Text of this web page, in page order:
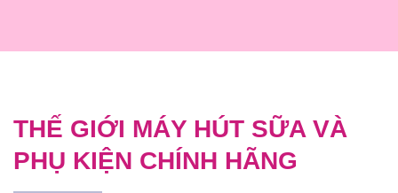
THẾ GIỚI MÁY HÚT SỮA VÀ
PHỤ KIỆN CHÍNH HÃNG